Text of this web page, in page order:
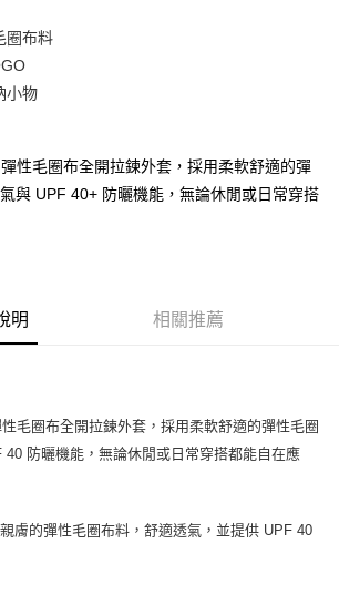
】
供，台灣大哥大用戶可立即使用無須另外申請。
你分期」，訂單成立後會自動跳轉到大哥付的交易
，選擇欲分期的期數、繳款截止日，確認付款後即完
數及費用金額請依後續交易確認頁面所載為準。
未前往確認交易或遇審核未通過，訂單將自動取
通過狀況，表示未達大哥付你分期系統評分，恕無
哥付你分期」之契約關係目的，商店將以您的個人
期帳單所需資料之確認、核對及更正。
詳閱以下連結：
含以上)免運費
圈布料
小物
性毛圈布全開拉鍊外套，採用柔軟舒適的彈
與 UPF 40+ 防曬機能，無論休閒或日常穿搭
明 相關推薦
毛圈布全開拉鍊外套，採用柔軟舒適的彈性毛圈
40 防曬機能，無論休閒或日常穿搭都能自在應
膚的彈性毛圈布料，舒適透氣，並提供 UPF 40